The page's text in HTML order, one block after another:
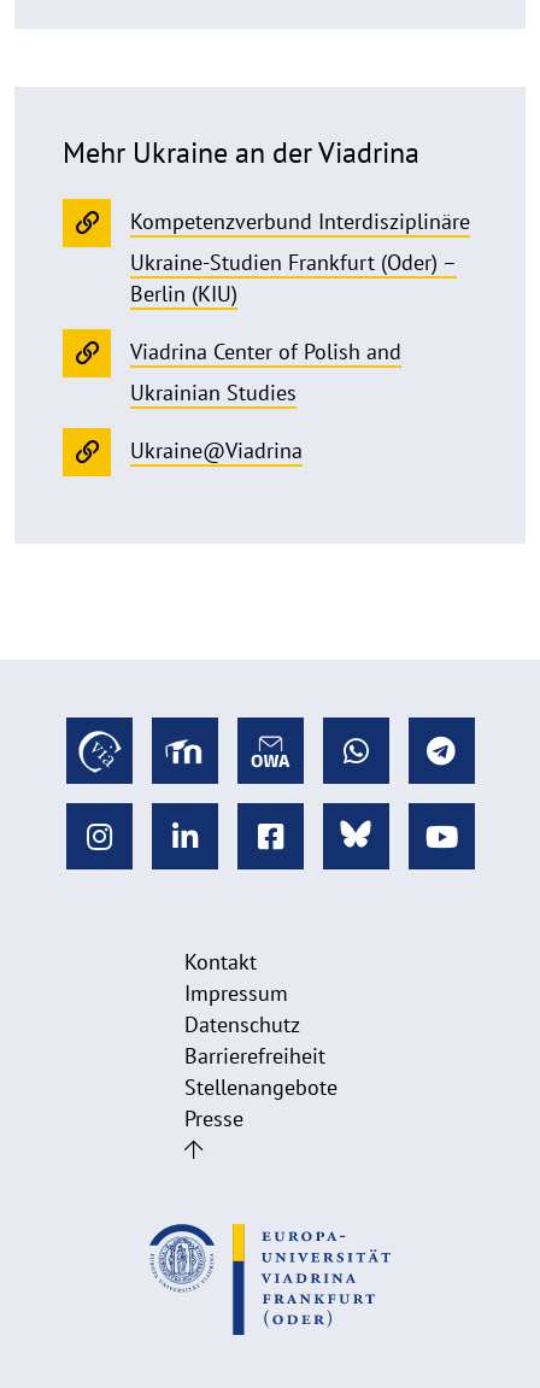
Mehr Ukraine an der Viadrina
Kompetenzverbund Interdisziplinäre
Ukraine-Studien Frankfurt (Oder) –
Berlin (KIU)
Viadrina Center of Polish and
Ukrainian Studies
Ukraine@Viadrina
Kontakt
Impressum
Datenschutz
Barrierefreiheit
Stellenangebote
Presse